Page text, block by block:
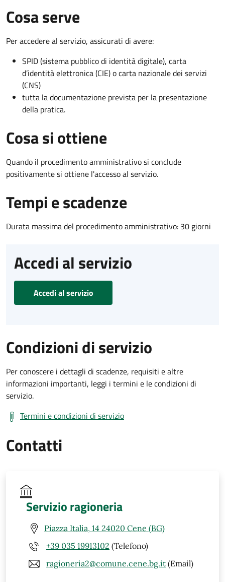
Cosa serve
Per accedere al servizio, assicurati di avere:
SPID (sistema pubblico di identità digitale), carta
d’identità elettronica (CIE) o carta nazionale dei servizi
(CNS)
tutta la documentazione prevista per la presentazione
della pratica.
Cosa si ottiene
Quando il procedimento amministrativo si conclude
positivamente si ottiene l'accesso al servizio.
Tempi e scadenze
Durata massima del procedimento amministrativo: 30 giorni
Accedi al servizio
Accedi al servizio
Condizioni di servizio
Per conoscere i dettagli di scadenze, requisiti e altre
informazioni importanti, leggi i termini e le condizioni di
servizio.
Termini e condizioni di servizio
Contatti
Servizio ragioneria
Piazza Italia, 14 24020 Cene (BG)
+39 035 19913102 (Telefono)
ragioneria2@comune.cene.bg.it (Email)